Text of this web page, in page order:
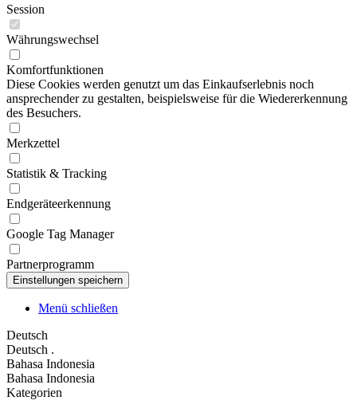
Session
Währungswechsel
Komfortfunktionen
Diese Cookies werden genutzt um das Einkaufserlebnis noch
ansprechender zu gestalten, beispielsweise für die Wiedererkennung
des Besuchers.
Merkzettel
Statistik & Tracking
Endgeräteerkennung
Google Tag Manager
Partnerprogramm
Menü schließen
Deutsch
Deutsch .
Bahasa Indonesia
Bahasa Indonesia
Kategorien